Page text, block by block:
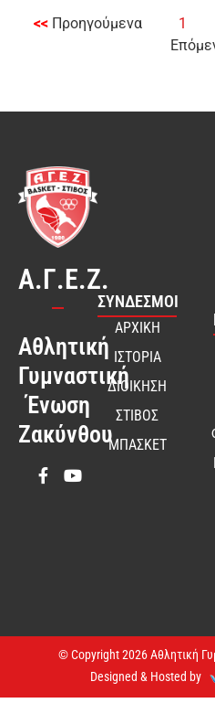
<< Προηγούμενα 1
Α.Γ.Ε.Ζ.
Αθλητική
Γυμναστική
Ένωση
Ζακύνθου
ΣΎΝΔΕΣΜΟΙ
ΑΡΧΙΚΗ
ΙΣΤΟΡΙΑ
ΔΙΟΙΚΗΣΗ
ΣΤΙΒΟΣ
ΜΠΑΣΚΕΤ
© Copyright 2026 Αθλητική
Designed & Hosted by